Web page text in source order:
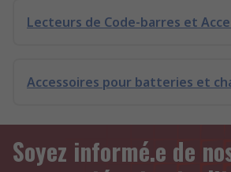
Lecteurs de Code-barres et
Accessoires pour batteries et
Soyez informé.e de